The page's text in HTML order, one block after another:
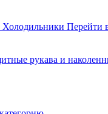
Перейти
рукава и